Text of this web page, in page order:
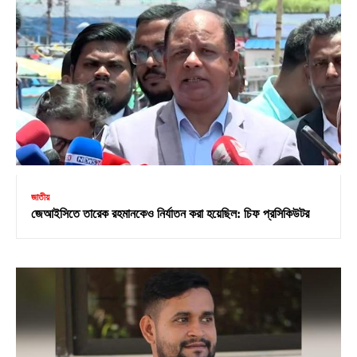
জাতীয়
জেআইসিতে তারেক রহমানকেও নির্যাতন করা হয়েছিল: চিফ প্রসিকিউটর